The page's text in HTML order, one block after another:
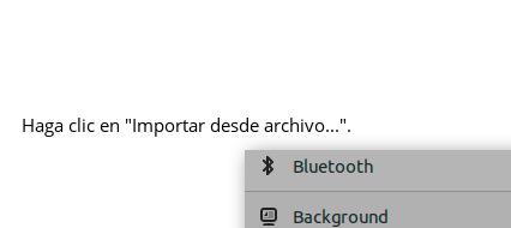
Haga clic en "Importar desde archivo...".